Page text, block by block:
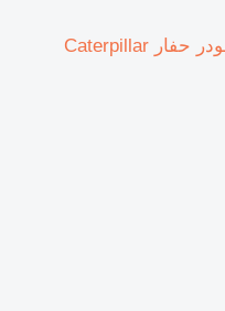
مجموعة الأسطوانات 207-1754 لـ لودر حفار Caterpillar